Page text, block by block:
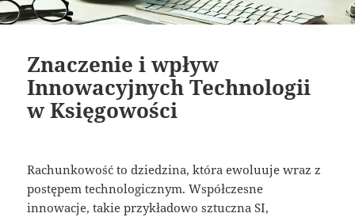
Znaczenie i wpływ
Innowacyjnych Technologii
w Księgowości
Rachunkowość to dziedzina, która ewoluuje wraz z
postępem technologicznym. Współczesne
innowacje, takie przykładowo sztuczna SI,